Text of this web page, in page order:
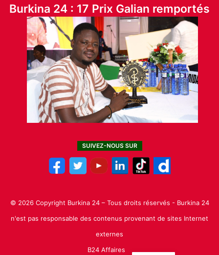
Burkina 24 : 17 Prix Galian remportés
SUIVEZ-NOUS SUR
© 2026 Copyright Burkina 24 – Tous droits réservés - Burkina 24
n'est pas responsable des contenus provenant de sites Internet
externes
B24 Affaires